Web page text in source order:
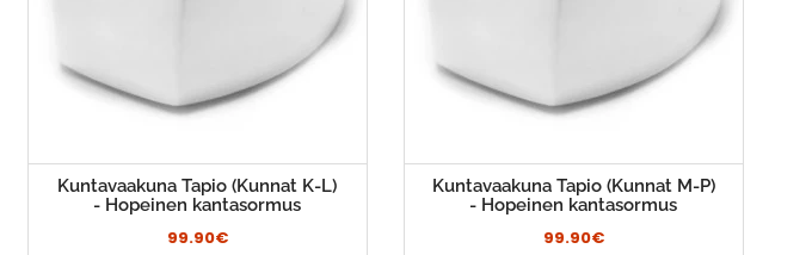
Kuntavaakuna Tapio (Kunnat K-L)
- Hopeinen kantasormus
99.90€
Kuntavaakuna Tapio (Kunnat M-P)
- Hopeinen kantasormus
99.90€